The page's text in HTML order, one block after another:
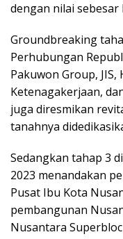
dengan nilai sebesar
Groundbreaking
Perhubungan
Pakuwon Group, JIS,
Ketenagakerjaan,
juga diresmikan
tanahnya
Sedangkan tahap 3
2023 menandakan
Pusat Ibu Kota
pembangunan
Nusantara